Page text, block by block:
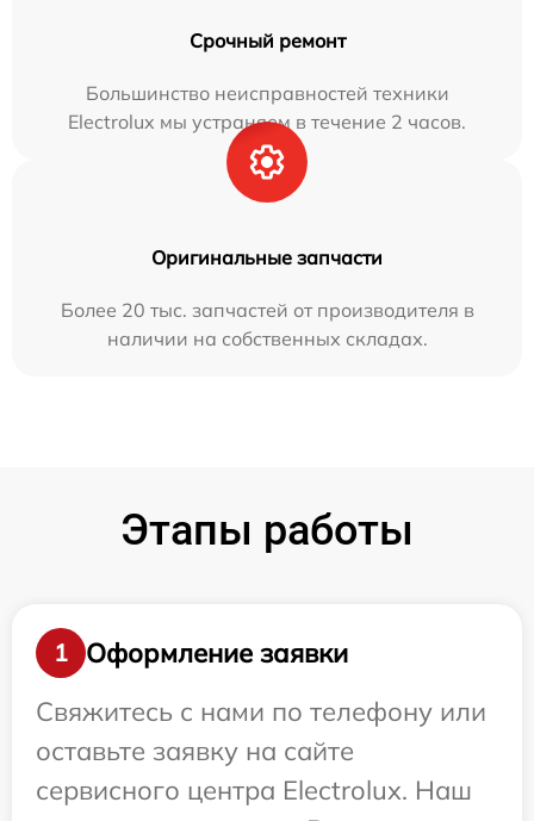
Срочный ремонт
Большинство неисправностей техники
Electrolux мы устраняем в течение 2 часов.
Оригинальные запчасти
Более 20 тыс. запчастей от производителя в
наличии на собственных складах.
Этапы работы
1
Оформление заявки
Свяжитесь с нами по телефону или
оставьте заявку на сайте
сервисного центра Electrolux. Наш